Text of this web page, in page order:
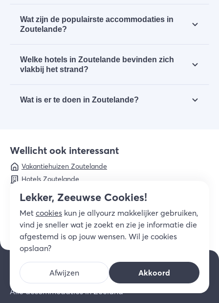
Zoutelande overnacht je voor de goedkoopste
nachtprijs.
Wat zijn de populairste accommodaties in
Zoutelande?
Janneworden het hoogst beoordeeld.
Welke hotels in Zoutelande bevinden zich
vlakbij het strand?
altijd dichtbij. Bekijk allehotels in Zoutelande
Wat is er te doen in Zoutelande?
de ‘Zeeuwse Rivièra’ genoemd. Wij geven je tips
en inspiratie voor je bezoek aan
Wellicht ook interessant
Vakantiehuizen Zoutelande
Hotels Zoutelande
B&B's Zoutelande
Appartementen Zoutelande
Vakantieparken Zoutelande
Campings Zoutelande
Overnachten Zeeland
Alle accommodaties in Zeeland
Lekker, Zeeuwse Cookies!
Met cookies kun je allyourz makkelijker gebruiken,
vind je sneller wat je zoekt en zie je informatie die
afgestemd is op jouw wensen. Wil je cookies
opslaan?
Afwijzen Akkoord